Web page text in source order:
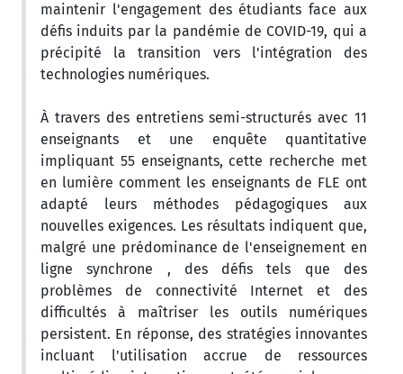
maintenir l'engagement des étudiants face aux
défis induits par la pandémie de COVID-19, qui a
précipité la transition vers l'intégration des
technologies numériques.
À travers des entretiens semi-structurés avec 11
enseignants et une enquête quantitative
impliquant 55 enseignants, cette recherche met
en lumière comment les enseignants de FLE ont
adapté leurs méthodes pédagogiques aux
nouvelles exigences. Les résultats indiquent que,
malgré une prédominance de l'enseignement en
ligne synchrone , des défis tels que des
problèmes de connectivité Internet et des
difficultés à maîtriser les outils numériques
persistent. En réponse, des stratégies innovantes
incluant l'utilisation accrue de ressources